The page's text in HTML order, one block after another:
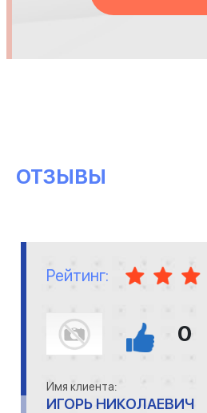
ОТЗЫВЫ
Рейтинг:
0
Имя клиента:
ИГОРЬ НИКОЛАЕВИЧ